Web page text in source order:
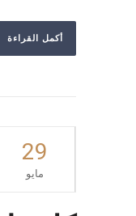
أكمل القراءة
29
مايو